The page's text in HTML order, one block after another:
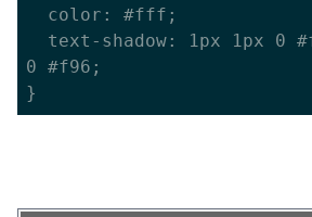
0 #f96;